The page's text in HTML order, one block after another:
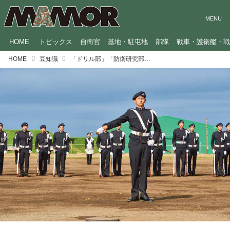
HOME トピックス 自衛官 基地・駐屯地 部隊 戦車・護衛艦・
HOME 豆知識